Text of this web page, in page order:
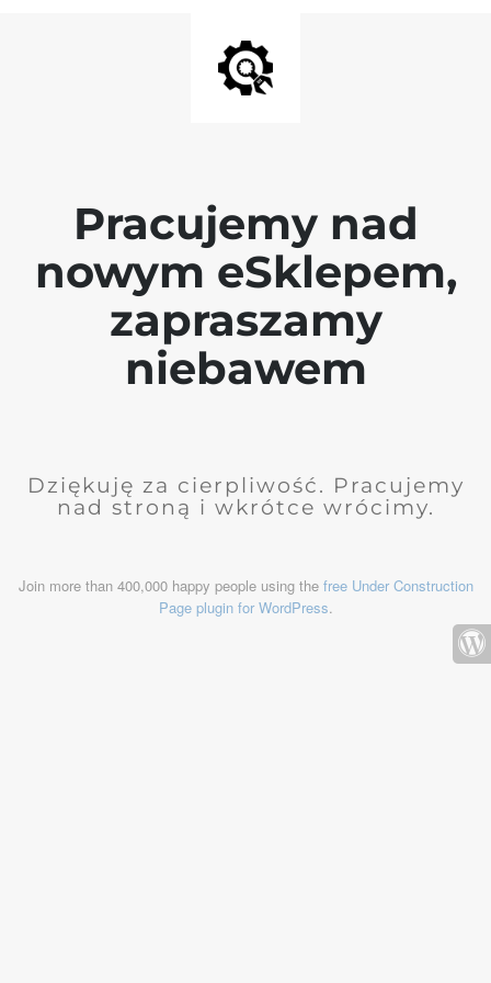
Pracujemy nad
nowym eSklepem,
zapraszamy
niebawem
Dziękuję za cierpliwość. Pracujemy
nad stroną i wkrótce wrócimy.
Join more than 400,000 happy people using the free Under Construction
Page plugin for WordPress.